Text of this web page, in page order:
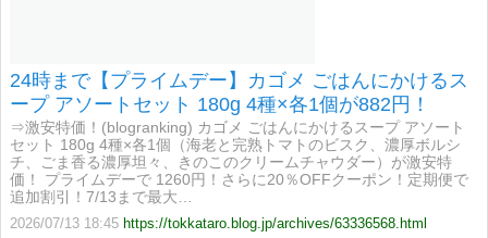
24時まで【プライムデー】カゴメ ごはんにかけるス
ープ アソートセット 180g 4種×各1個が882円！
⇒激安特価！(blogranking) カゴメ ごはんにかけるスープ アソート
セット 180g 4種×各1個（海老と完熟トマトのビスク、濃厚ボルシ
チ、ごま香る濃厚坦々、きのこのクリームチャウダー）が激安特
価！ プライムデーで 1260円！さらに20％OFFクーポン！定期便で
追加割引！7/13まで最大…
2026/07/13 18:45 https://tokkataro.blog.jp/archives/63336568.html